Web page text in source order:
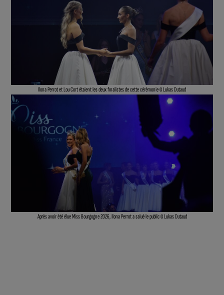
Ilona Perrot et Lou Cort étaient les deux finalistes de cette cérémonie © Lukas Dutaud
Après avoir été élue Miss Bourgogne 2026, Ilona Perrot a salué le public © Lukas Dutaud